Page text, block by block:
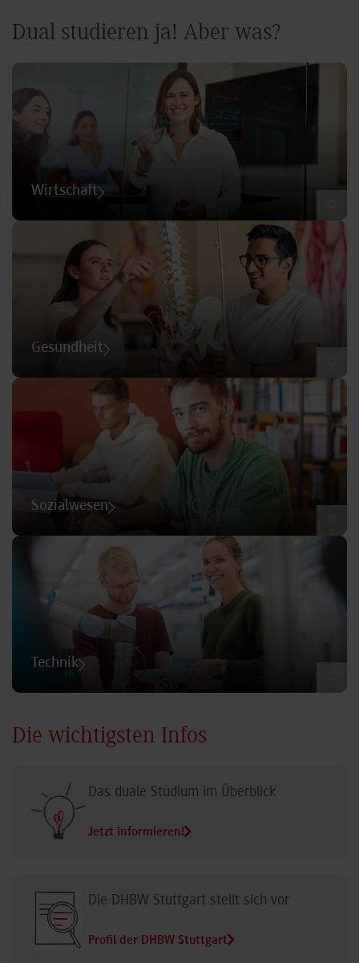
Dual studieren ja! Aber was?
Wirtschaft
Gesundheit
Sozialwesen
Technik
Die wichtigsten Infos
Das duale Studium im Überblick
Jetzt informieren!
Die DHBW Stuttgart stellt sich vor
Profil der DHBW Stuttgart